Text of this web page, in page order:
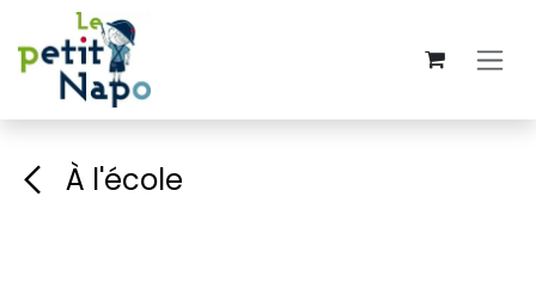
Se rendre au contenu
À l'école